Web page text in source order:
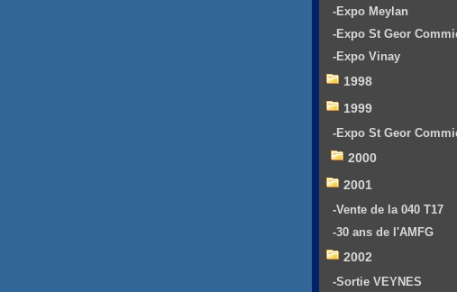
-Expo Meylan
-Expo St Geor
-Expo Vinay
1998
1999
-Expo St Geor
2000
2001
-Vente de la 040 T17
-30 ans de l'AMFG
2002
-Sortie VEYNES